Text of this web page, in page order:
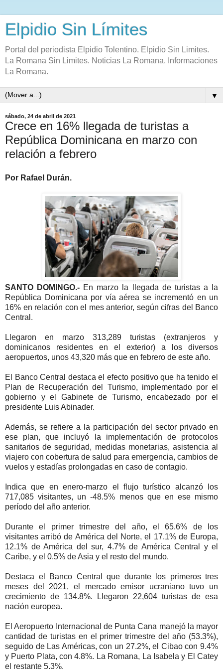
Elpidio Sin Límites
Portal del periodista Elpidio Tolentino. Elpidio Sin Limites.
La Romana Sin Limites. Noticias La Romana. Informaciones
La Romana.
▼
sábado, 24 de abril de 2021
Crece en 16% llegada de turistas a
República Dominicana en marzo con
relación a febrero
Por Rafael Durán.
SANTO DOMINGO.- En marzo la llegada de turistas a la
República Dominicana por vía aérea se incrementó en un
16% en relación con el mes anterior, según cifras del Banco
Central.
Llegaron en marzo 313,289 turistas (extranjeros y
dominicanos residentes en el exterior) a los diversos
aeropuertos, unos 43,320 más que en febrero de este año.
El Banco Central destaca el efecto positivo que ha tenido el
Plan de Recuperación del Turismo, implementado por el
gobierno y el Gabinete de Turismo, encabezado por el
presidente Luis Abinader.
Además, se refiere a la participación del sector privado en
ese plan, que incluyó la implementación de protocolos
sanitarios de seguridad, medidas monetarias, asistencia al
viajero con cobertura de salud para emergencia, cambios de
vuelos y estadías prolongadas en caso de contagio.
Indica que en enero-marzo el flujo turístico alcanzó los
717,085 visitantes, un -48.5% menos que en ese mismo
período del año anterior.
Durante el primer trimestre del año, el 65.6% de los
visitantes arribó de América del Norte, el 17.1% de Europa,
12.1% de América del sur, 4.7% de América Central y el
Caribe, y el 0.5% de Asia y el resto del mundo.
Destaca el Banco Central que durante los primeros tres
meses del 2021, el mercado emisor ucraniano tuvo un
crecimiento de 134.8%. Llegaron 22,604 turistas de esa
nación europea.
El Aeropuerto Internacional de Punta Cana manejó la mayor
cantidad de turistas en el primer trimestre del año (53.3%),
seguido de Las Américas, con un 27.2%, el Cibao con 9.4%
y Puerto Plata, con 4.8%. La Romana, La Isabela y El Catey
el restante 5.3%.